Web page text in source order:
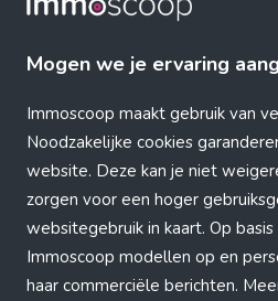
Mogen we je ervaring
Immoscoop maakt gebruik van
Noodzakelijke cookies
website. Deze kan je niet
zorgen voor een hoger
websitegebruik in kaart. Op
Immoscoop modellen op en
haar commerciële berichten.
Application error: a client-side
browser console for more information)